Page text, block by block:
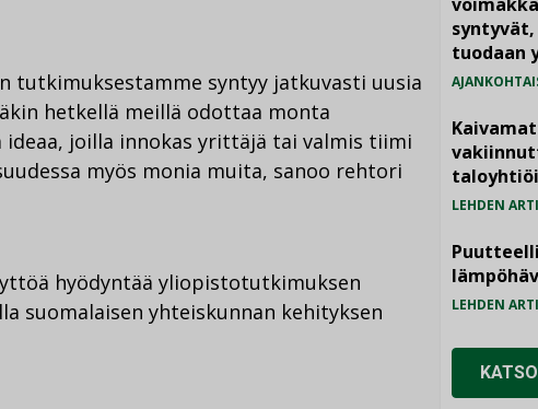
tutkimuksestamme syntyy jatkuvasti uusia
hetkellä meillä odottaa monta
joilla innokas yrittäjä tai valmis tiimi
myös monia muita, sanoo rehtori
hyödyntää yliopistotutkimuksen
suomalaisen yhteiskunnan kehityksen
tuodaan
LEHDEN
LEHDEN